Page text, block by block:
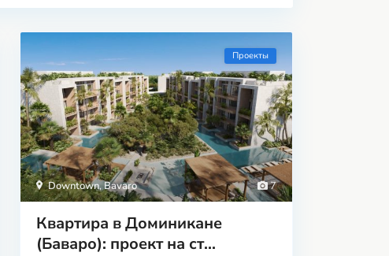
7
Downtown,Bavaro
Проекты
Квартира в Доминикане
(Баваро): проект на ст...